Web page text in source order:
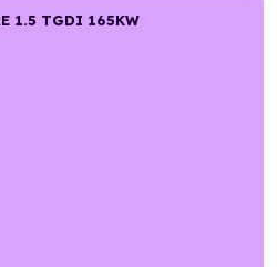
1.5 TGDI 165KW